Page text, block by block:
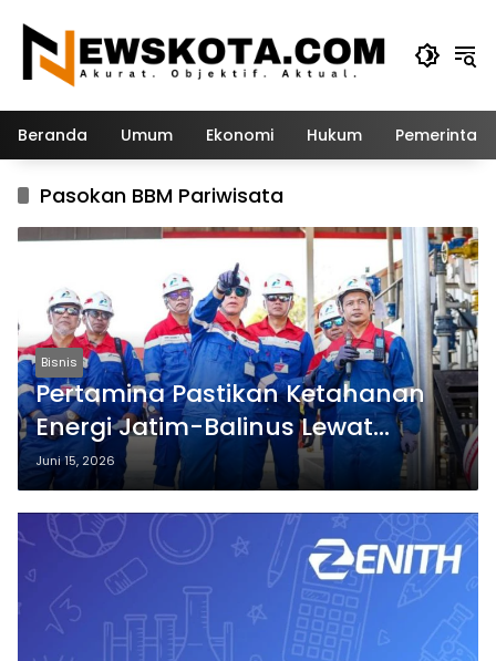
konten
Beranda Umum Ekonomi Hukum
Pasokan BBM Pariwisata
Bisnis
Pertamina Pastikan Ketahanan
Energi Jatim-Balinus Lewat
Pengawasan Intensif
Juni 15, 2026